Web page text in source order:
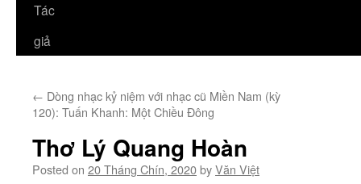
Tác
giả
← Dòng nhạc kỷ niệm với nhạc cũ Miền Nam (kỳ
120): Tuấn Khanh: Một Chiều Đông
Thơ Lý Quang Hoàn
Posted on 20 Tháng Chín, 2020byVăn Việt